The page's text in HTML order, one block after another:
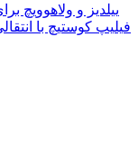
ییلدیز و ولاهوویچ
فیلیپ کوستیچ با